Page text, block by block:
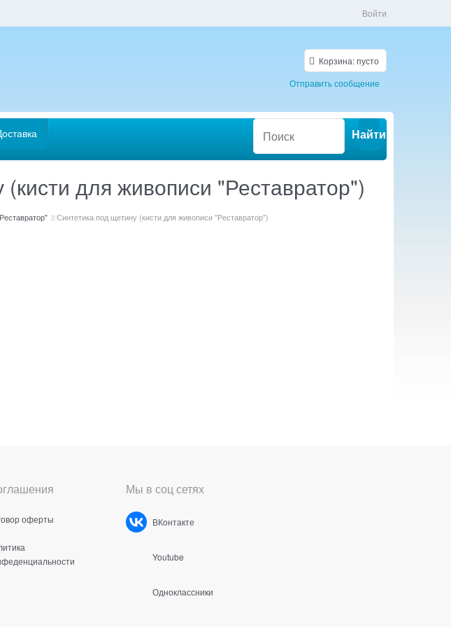
Войти
Корзина:пусто
Отправить сообщение
Найти
для живописи "Реставратор")
Синтетика под щетину (кисти для живописи "Реставратор")
оферты
Мы в соц сетях
ВКонтакте
Youtube
Одноклассники